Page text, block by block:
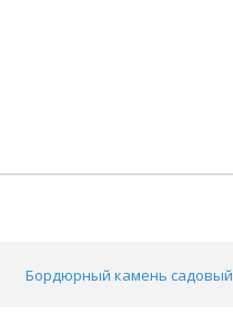
Бордюрный камень садовый